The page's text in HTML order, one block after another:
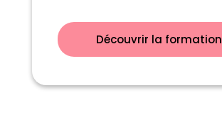
Découvrir la formation